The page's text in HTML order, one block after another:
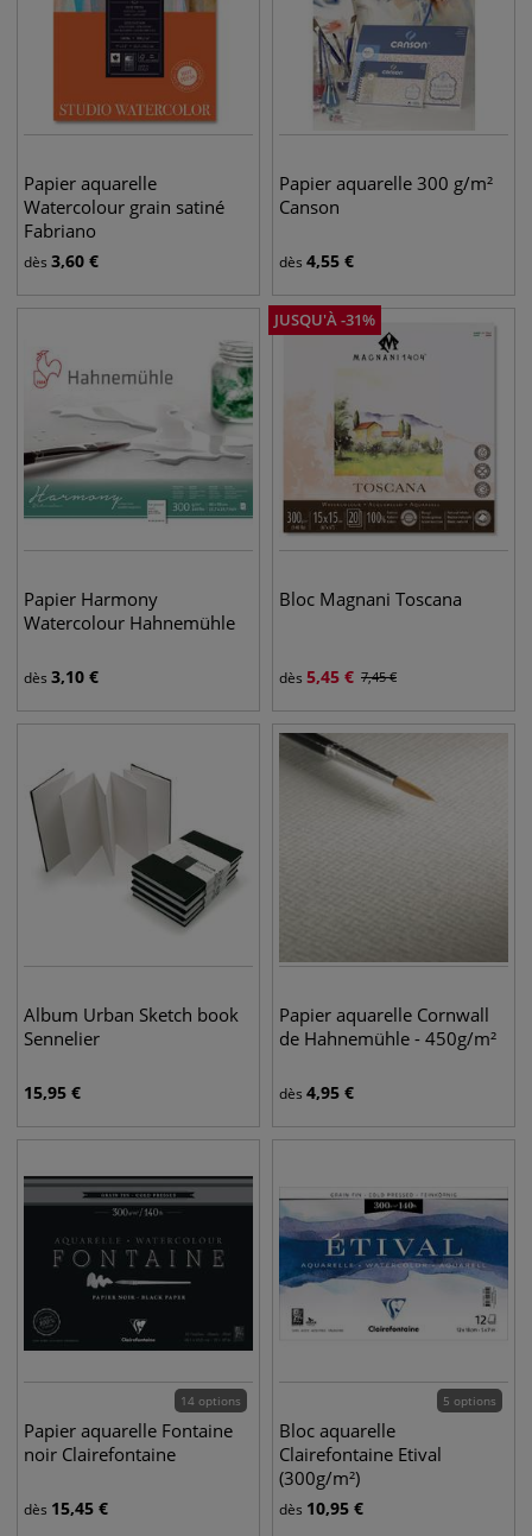
Papier aquarelle
Watercolour grain satiné
Fabriano
dès 3,60 €
Papier aquarelle 300 g/m²
Canson
dès 4,55 €
Papier Harmony
Watercolour Hahnemühle
dès 3,10 €
JUSQU'À-31%
Bloc Magnani Toscana
dès 5,45 € 7,45€
Album Urban Sketch book
Sennelier
15,95 €
Papier aquarelle Cornwall
de Hahnemühle - 450g/m²
dès 4,95 €
14 options
Papier aquarelle Fontaine
noir Clairefontaine
dès 15,45 €
5 options
Bloc aquarelle
Clairefontaine Etival
(300g/m²)
dès 10,95 €